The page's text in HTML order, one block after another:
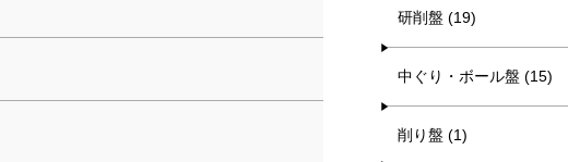
研削盤 (19)
中ぐり・ボール盤 (15)
削り盤 (1)